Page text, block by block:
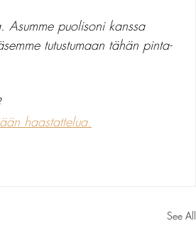
Asumme puolisoni kanssa
tutustumaan tähän pinta-
haastattelua.
See All